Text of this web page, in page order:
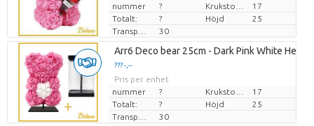
nummer
?
17
Totalt:
? Höjd
25
30
Arr6 Deco bear 25cm - Dark Pink White Heart
??? -,--
Pris per enhet
nummer
?
17
Totalt:
? Höjd
25
30